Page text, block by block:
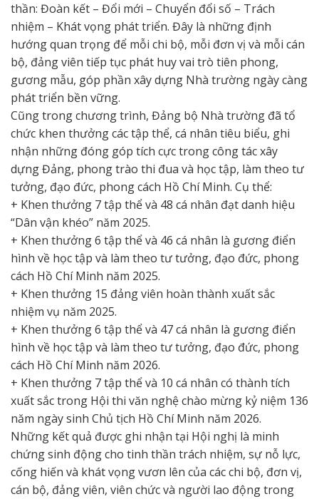
thần: Đoàn kết – Đổi mới – Chuyển đổi số – Trách
nhiệm – Khát vọng phát triển. Đây là những định
hướng quan trọng để mỗi chi bộ, mỗi đơn vị và mỗi cán
bộ, đảng viên tiếp tục phát huy vai trò tiên phong,
gương mẫu, góp phần xây dựng Nhà trường ngày càng
phát triển bền vững.
Cũng trong chương trình, Đảng bộ Nhà trường đã tổ
chức khen thưởng các tập thể, cá nhân tiêu biểu, ghi
nhận những đóng góp tích cực trong công tác xây
dựng Đảng, phong trào thi đua và học tập, làm theo tư
tưởng, đạo đức, phong cách Hồ Chí Minh. Cụ thể:
+ Khen thưởng 7 tập thể và 48 cá nhân đạt danh hiệu
“Dân vận khéo” năm 2025.
+ Khen thưởng 6 tập thể và 46 cá nhân là gương điển
hình về học tập và làm theo tư tưởng, đạo đức, phong
cách Hồ Chí Minh năm 2025.
+ Khen thưởng 15 đảng viên hoàn thành xuất sắc
nhiệm vụ năm 2025.
+ Khen thưởng 6 tập thể và 47 cá nhân là gương điển
hình về học tập và làm theo tư tưởng, đạo đức, phong
cách Hồ Chí Minh năm 2026.
+ Khen thưởng 7 tập thể và 10 cá nhân có thành tích
xuất sắc trong Hội thi văn nghệ chào mừng kỷ niệm 136
năm ngày sinh Chủ tịch Hồ Chí Minh năm 2026.
Những kết quả được ghi nhận tại Hội nghị là minh
chứng sinh động cho tinh thần trách nhiệm, sự nỗ lực,
cống hiến và khát vọng vươn lên của các chi bộ, đơn vị,
cán bộ, đảng viên, viên chức và người lao động trong